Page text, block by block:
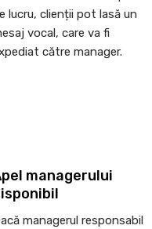
lucru, clienții pot lasă un
vocal, care va fi
către manager.
managerului
managerul responsabil